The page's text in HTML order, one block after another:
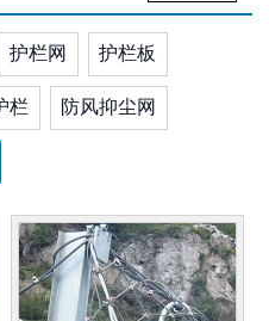
护栏网 护栏板
栏 防风抑尘网